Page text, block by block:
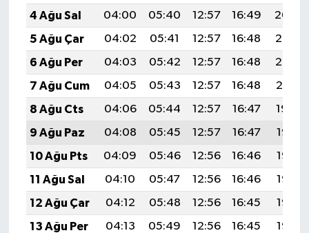
4 Ağu Sal
04:00 05:40 12:57 16:49
20:04
5 Ağu Çar
04:02 05:41 12:57 16:48
20:03
6 Ağu Per
04:03 05:42 12:57 16:48
20:02
7 Ağu Cum
04:05 05:43 12:57 16:48
20:01
8 Ağu Cts
04:06 05:44 12:57 16:47
19:59
9 Ağu Paz
04:08 05:45 12:57 16:47
19:58
10 Ağu Pts
04:09 05:46 12:56 16:46
19:57
11 Ağu Sal
04:10 05:47 12:56 16:46
19:56
12 Ağu Çar
04:12 05:48 12:56 16:45
19:55
13 Ağu Per
04:13 05:49 12:56 16:45
19:53